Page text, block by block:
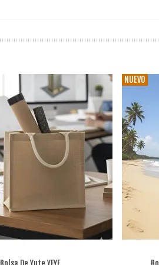
Bolsa De Yute YEYE
NUEVO